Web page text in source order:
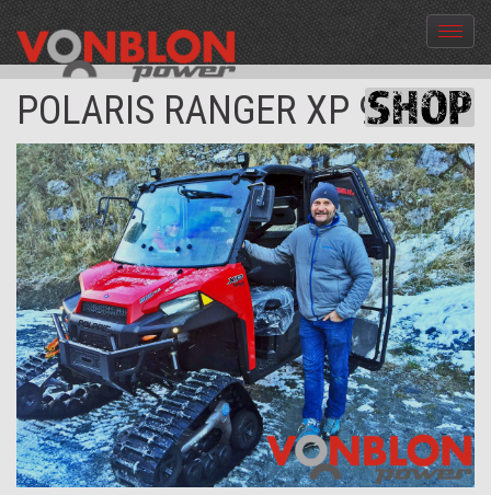
Menü
aus-
und
POLARIS RANGER XP 900